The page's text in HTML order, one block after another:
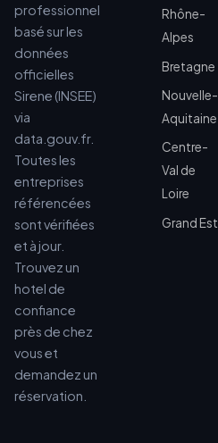
professionnel
basé sur les
données
officielles
Sirene (INSEE)
via
data.gouv.fr.
Toutes les
entreprises
référencées
sont vérifiées
et à jour.
Trouvez un
hotel de
confiance
près de chez
vous et
demandez un
réservation.
Rhône-
Alpes
Bretagne
Nouvelle-
Aquitaine
Centre-
Val de
Loire
Grand Est